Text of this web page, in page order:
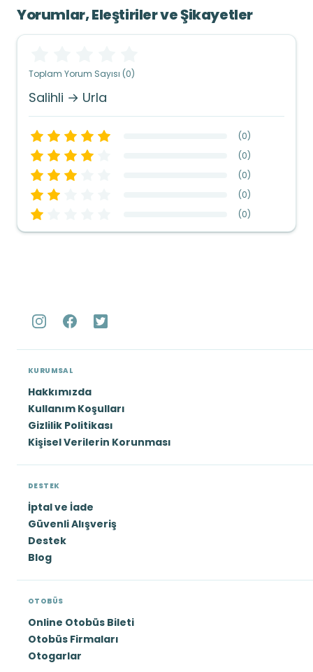
Yorumlar, Eleştiriler ve Şikayetler
Toplam Yorum Sayısı (0)
Salihli → Urla
(0)
(0)
(0)
(0)
(0)
KURUMSAL
Hakkımızda
Kullanım Koşulları
Gizlilik Politikası
Kişisel Verilerin Korunması
DESTEK
İptal ve İade
Güvenli Alışveriş
Destek
Blog
OTOBÜS
Online Otobüs Bileti
Otobüs Firmaları
Otogarlar